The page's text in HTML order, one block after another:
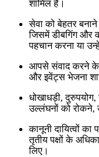
शामिल है।
सेवा को बेहतर
जिसमें डीबगिंग और
पहचान करना या
आपसे संवाद करने के
और इवेंट्स भेजना
धोखाधड़ी,
उल्लंघनों को
कानूनी दायित्वों
तृतीय पक्षों के
लिए।